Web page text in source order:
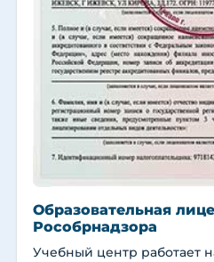
Образовательная
Рособрнадзора
Учебный центр работает